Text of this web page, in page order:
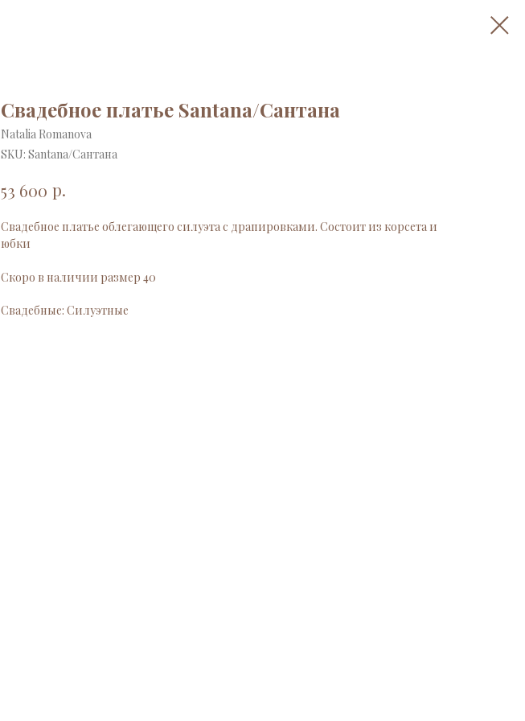
Свадебное платье Santana/Сантана
Natalia Romanova
SKU: Santana/Сантана
53 600 р.
Свадебное платье облегающего силуэта с драпировками. Состоит из корсета и
юбки
Скоро в наличии размер 40
Свадебные: Силуэтные